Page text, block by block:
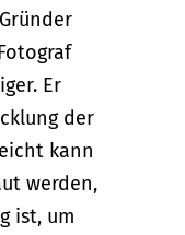
Er
der
kann
werden,
ist, um